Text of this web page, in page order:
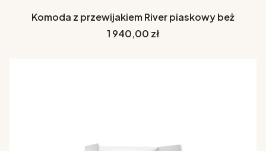
Komoda z przewijakiem River piaskowy beż
Cena
1 940,00 zł